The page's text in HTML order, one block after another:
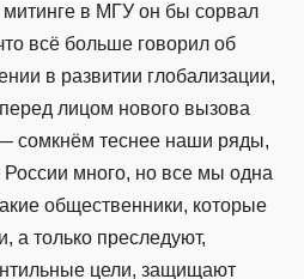
митинге в МГУ он бы сорвал
всё больше говорил об
в развитии глобализации,
лицом нового вызова
сомкнём теснее наши ряды,
много, но все мы одна
общественники, которые
а только преследуют,
цели, защищают